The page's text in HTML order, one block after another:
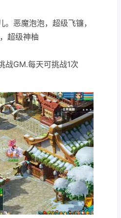
恶魔泡泡，超级飞镰，
超级神柚
战GM.每天可挑战1次